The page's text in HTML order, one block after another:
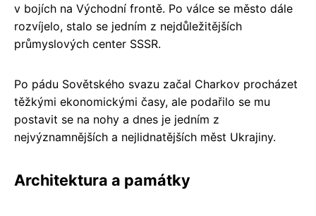
v bojích na Východní frontě. Po válce se město dále
rozvíjelo, stalo se jedním z nejdůležitějších
průmyslových center SSSR.
Po pádu Sovětského svazu začal Charkov procházet
těžkými ekonomickými časy, ale podařilo se mu
postavit se na nohy a dnes je jedním z
nejvýznamnějších a nejlidnatějších měst Ukrajiny.
Architektura a památky